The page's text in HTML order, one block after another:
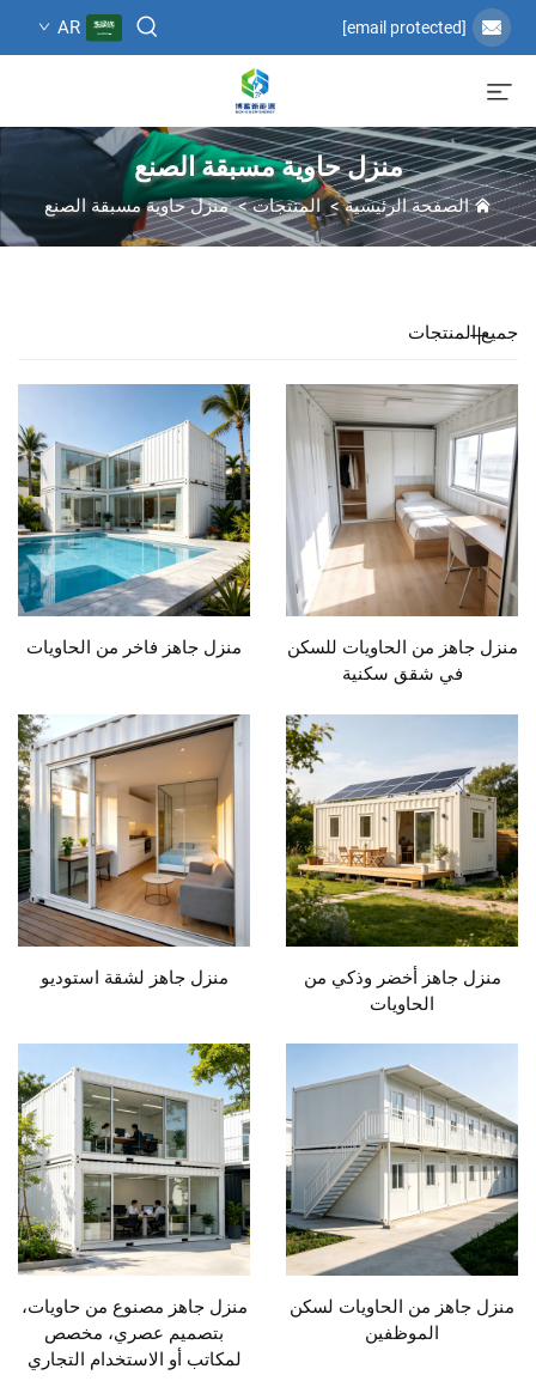
[email protected]
AR
منزل حاوية مسبقة الصنع
الصفحة الرئيسية>المنتجات>منزل حاوية مسبقة الصنع
جميع المنتجات
منزل جاهز من الحاويات للسكن
في شقق سكنية
منزل جاهز فاخر من الحاويات
منزل جاهز أخضر وذكي من
الحاويات
منزل جاهز لشقة استوديو
منزل جاهز من الحاويات لسكن
الموظفين
منزل جاهز مصنوع من حاويات،
بتصميم عصري، مخصص
لمكاتب أو الاستخدام التجاري